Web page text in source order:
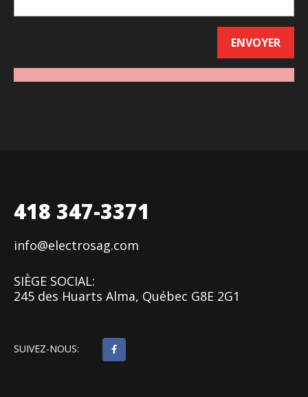
418 347-3371
info@electrosag.com
SIÈGE SOCIAL:
245 des Huarts Alma, Québec G8E 2G1
SUIVEZ-NOUS: